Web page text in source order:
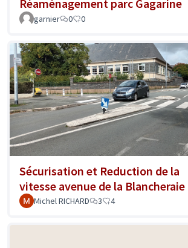
Réaménagement parc Gagarine
garnier
0 0
Sécurisation et Reduction de la
vitesse avenue de la Blancheraie
Michel RICHARD 3 4